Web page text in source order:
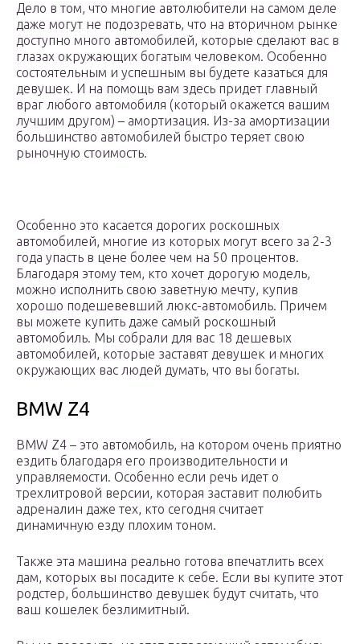
Дело в том, что многие автолюбители на самом деле
даже могут не подозревать, что на вторичном рынке
доступно много автомобилей, которые сделают вас в
глазах окружающих богатым человеком. Особенно
состоятельным и успешным вы будете казаться для
девушек. И на помощь вам здесь придет главный
враг любого автомобиля (который окажется вашим
лучшим другом) – амортизация. Из-за амортизации
большинство автомобилей быстро теряет свою
рыночную стоимость.
Особенно это касается дорогих роскошных
автомобилей, многие из которых могут всего за 2-3
года упасть в цене более чем на 50 процентов.
Благодаря этому тем, кто хочет дорогую модель,
можно исполнить свою заветную мечту, купив
хорошо подешевевший люкс-автомобиль. Причем
вы можете купить даже самый роскошный
автомобиль. Мы собрали для вас 18 дешевых
автомобилей, которые заставят девушек и многих
окружающих вас людей думать, что вы богаты.
BMW Z4
BMW Z4 – это автомобиль, на котором очень приятно
ездить благодаря его производительности и
управляемости. Особенно если речь идет о
трехлитровой версии, которая заставит полюбить
адреналин даже тех, кто сегодня считает
динамичную езду плохим тоном.
Также эта машина реально готова впечатлить всех
дам, которых вы посадите к себе. Если вы купите этот
родстер, большинство девушек будут считать, что
ваш кошелек безлимитный.